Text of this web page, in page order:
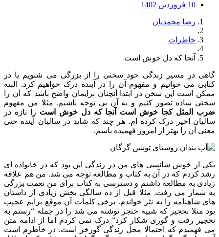
10 فروردین 1402
رضا محمدیان
خاطرات
آنجا که دل خوش است
گاهی در مسیر زندگی خود سخنی را از بزرگی می شنویم یا در
کتابی می خوانیم و مفهوم آن را در آینده درک خواهیم کرد. البته
ممکن است این سخن در ابتدا آنچنان برایمان واضح باشد که آن را
سخنی ساده تصور کنیم و به آن بی توجه باشیم. مثلا من مفهوم
ضرب المثل کجا خوش است آنجا که دل خوش است را تازه در
سالیان اخیر درک کرده ام. هر چند که شاید در سالیان آینده حتی
معنی آن را بهتر از امروز فهمیده باشم.
یکی از خوش شانسی های من در زندگی این بود که در خانواده ای
رشد کردم که در آن به کتاب و مطالعه توجه می شد. من هم علاقه
زیادی به مطالعه داشتم و دسترسی به کتاب برای من نعمت بزرگی
به شمار می رفت. مثلا قبل از ده سالگی بخش زیادی از داستان
های شاهنامه را به نثر خواندم. برخی کلمات آن موقع برایم عجیب
بود مثلا نخجیر که شبیه خنجر نوشته می شد را در جمله “رستم به
نخجیر رفت و گوری شکار کرد” درک نمی کردم اما از ادامه متن
می فهمیدم که احتمالا محل زندگی گورخر است. در خاطرم است